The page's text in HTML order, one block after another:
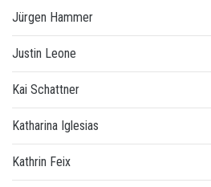
Jürgen Hammer
Justin Leone
Kai Schattner
Katharina Iglesias
Kathrin Feix